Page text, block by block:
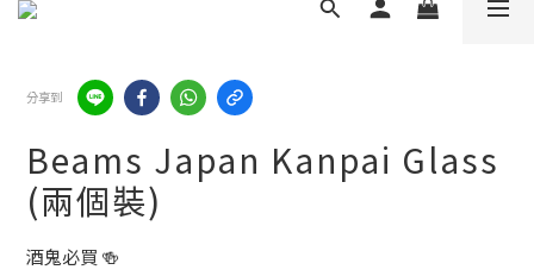
分享到
Beams Japan Kanpai Glass
(兩個裝)
酒鬼必買 🍻